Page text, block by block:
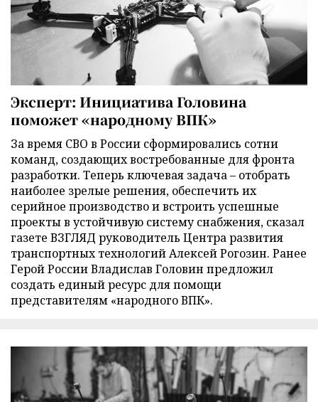
Эксперт: Инициатива Головина
поможет «народному ВПК»
За время СВО в России сформировались сотни
команд, создающих востребованные для фронта
разработки. Теперь ключевая задача – отобрать
наиболее зрелые решения, обеспечить их
серийное производство и встроить успешные
проекты в устойчивую систему снабжения, сказал
газете ВЗГЛЯД руководитель Центра развития
транспортных технологий Алексей Рогозин. Ранее
Герой России Владислав Головин предложил
создать единый ресурс для помощи
представителям «народного ВПК».